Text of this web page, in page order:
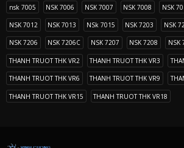
nsk 7005 NSK 7006 NSK 7007 NSK 7008 NSK
NSK 7012 NSK 7013 NSk 7015 NSK 7203 NSK
NSK 7206 NSK 7206C NSK 7207 NSK 7208 NSK
THANH TRUOT THK VR2 THANH TRUOT THK VR3
THANH TRUOT THK VR6 THANH TRUOT THK VR9
THANH TRUOT THK VR15 THANH TRUOT THK VR18